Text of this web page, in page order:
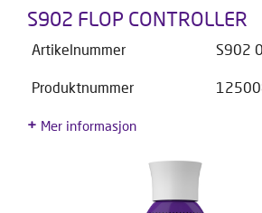
S902 FLOP CONTROLLER
Artikelnummer S902
Produktnummer
Mer informasjon